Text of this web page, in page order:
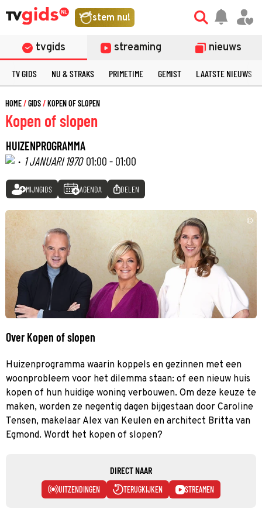
stem nu!
tvgids streaming nieuws
TV GIDS NU & STRAKS PRIMETIME GEMIST LAATSTE NIEUWS
HOME GIDS KOPEN OF SLOPEN
Kopen of slopen
HUIZENPROGRAMMA
· 1 JANUARI 1970 01:00 - 01:00
MIJNGIDS AGENDA DELEN
©
Over Kopen of slopen
Huizenprogramma waarin koppels en gezinnen met een
woonprobleem voor het dilemma staan: of een nieuw huis
kopen of hun huidige woning verbouwen. Om deze keuze te
maken, worden ze negentig dagen bijgestaan door Caroline
Tensen, makelaar Alex van Keulen en architect Britta van
Egmond. Wordt het kopen of slopen?
DIRECT NAAR
UITZENDINGEN TERUGKIJKEN STREAMEN